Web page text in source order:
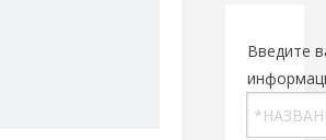
Введите